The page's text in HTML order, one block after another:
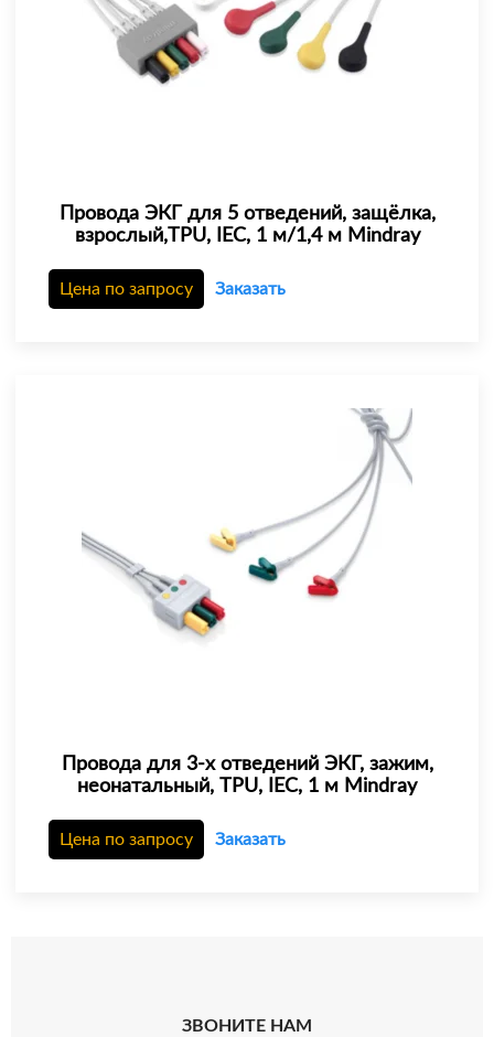
Провода ЭКГ для 5 отведений, защёлка,
взрослый,TPU, IEC, 1 м/1,4 м Mindray
Цена по запросу Заказать
Провода для 3-х отведений ЭКГ, зажим,
неонатальный, TPU, IEC, 1 м Mindray
Цена по запросу Заказать
ЗВОНИТЕ НАМ